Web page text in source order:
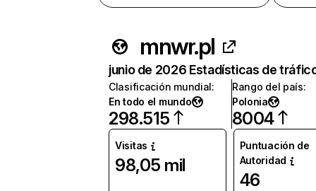
mnwr.pl
junio de 2026 Estadísticas de
Clasificación mundial:
En todo el mundo
298.515
Rango del país:
Polonia
8004
Visitas
98,05 mil
Puntuación de
Autoridad
46